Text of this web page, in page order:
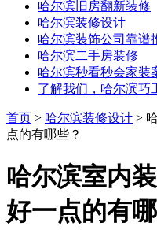
哈尔滨旧房翻新装修
哈尔滨装修设计
哈尔滨装饰公司靠谱
哈尔滨二手房装修
哈尔滨秒看秒会家装
了解我们，哈尔滨巧
首页 > 哈尔滨装修设计 >
点的有哪些？
哈尔滨室内
好一点的有